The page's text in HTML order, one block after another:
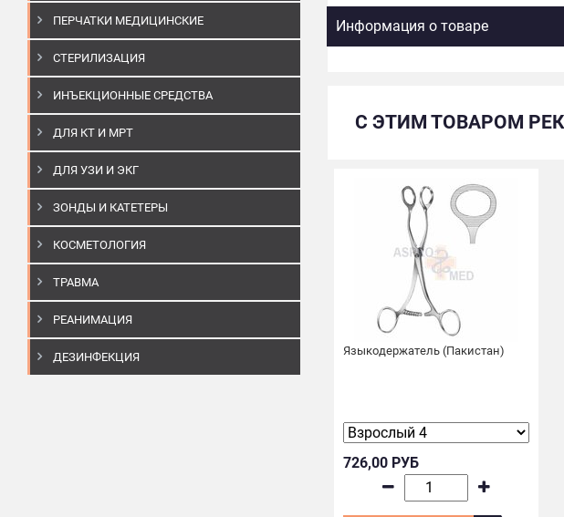
ПЕРЧАТКИ МЕДИЦИНСКИЕ
СТЕРИЛИЗАЦИЯ
ИНЪЕКЦИОННЫЕ СРЕДСТВА
ДЛЯ КТ И МРТ
ДЛЯ УЗИ И ЭКГ
ЗОНДЫ И КАТЕТЕРЫ
КОСМЕТОЛОГИЯ
ТРАВМА
РЕАНИМАЦИЯ
ДЕЗИНФЕКЦИЯ
Информация о товаре
С ЭТИМ ТОВАРОМ
Языкодержатель (Пакистан)
726,00 РУБ